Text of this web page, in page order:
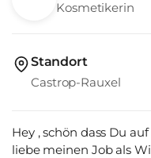
Kosmetikerin
Standort
Castrop-Rauxel
Hey , schön dass Du auf meinem Profil gestoßen bist. Ich
liebe meinen Job als